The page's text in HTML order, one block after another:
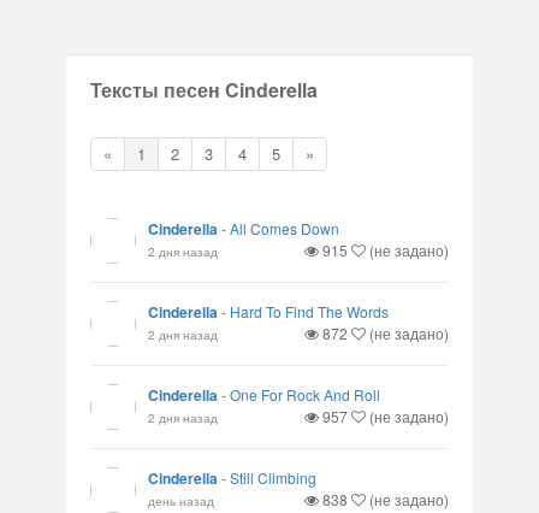
Тексты песен Cinderella
« 1 2 3 4 5 »
Cinderella-All Comes Down
2 дня назад 915 (не задано)
Cinderella- Hard To Find The Words
2 дня назад 872 (не задано)
Cinderella-One For Rock And Roll
2 дня назад 957 (не задано)
Cinderella-Still Climbing
день назад 838 (не задано)